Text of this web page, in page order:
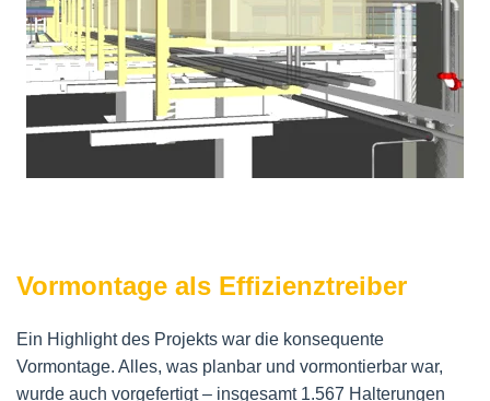
Vormontage als Effizienztreiber
Ein Highlight des Projekts war die konsequente
Vormontage. Alles, was planbar und vormontierbar war,
wurde auch vorgefertigt – insgesamt 1.567 Halterungen